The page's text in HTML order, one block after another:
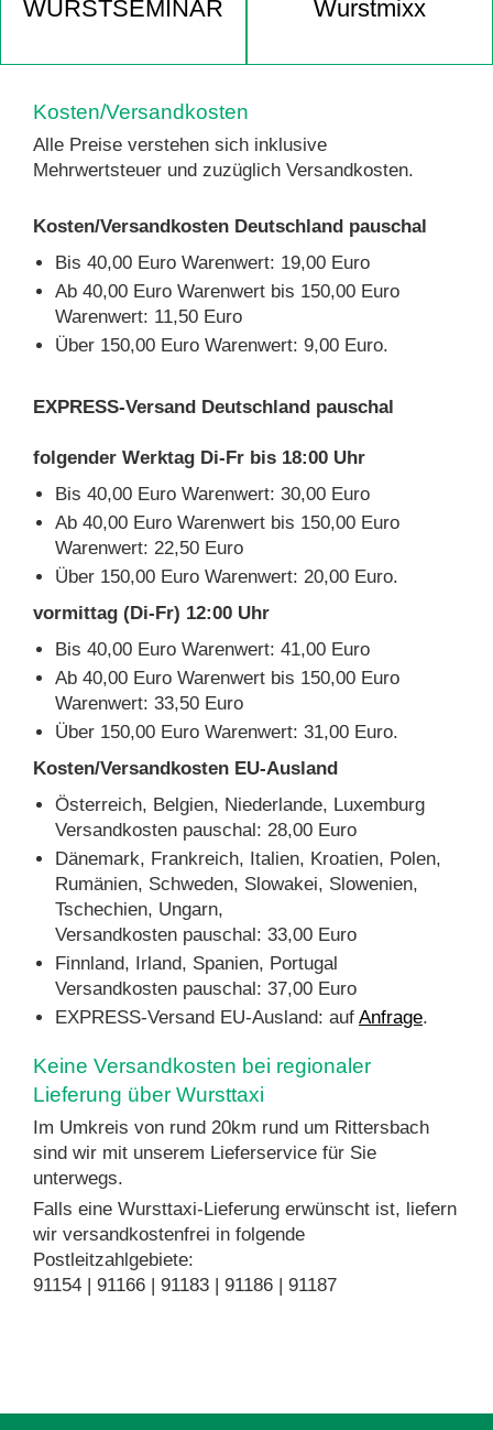
WURST­SEMINAR Wurstmixx
Kosten/Versandkosten
Alle Preise verstehen sich inklusive
Mehrwertsteuer und zuzüglich Versandkosten.
Kosten/Versandkosten Deutschland pauschal
Bis 40,00 Euro Warenwert: 19,00 Euro
Ab 40,00 Euro Warenwert bis 150,00 Euro
Warenwert: 11,50 Euro
Über 150,00 Euro Warenwert: 9,00 Euro.
EXPRESS-Versand Deutschland pauschal
folgender Werktag Di-Fr bis 18:00 Uhr
Bis 40,00 Euro Warenwert: 30,00 Euro
Ab 40,00 Euro Warenwert bis 150,00 Euro
Warenwert: 22,50 Euro
Über 150,00 Euro Warenwert: 20,00 Euro.
vormittag (Di-Fr) 12:00 Uhr
Bis 40,00 Euro Warenwert: 41,00 Euro
Ab 40,00 Euro Warenwert bis 150,00 Euro
Warenwert: 33,50 Euro
Über 150,00 Euro Warenwert: 31,00 Euro.
Kosten/Versandkosten EU-Ausland
Österreich, Belgien, Niederlande, Luxemburg
Versandkosten pauschal: 28,00 Euro
Dänemark, Frankreich, Italien, Kroatien, Polen,
Rumänien, Schweden, Slowakei, Slowenien,
Tschechien, Ungarn,
Versandkosten pauschal: 33,00 Euro
Finnland, Irland, Spanien, Portugal
Versandkosten pauschal: 37,00 Euro
EXPRESS-Versand EU-Ausland: auf Anfrage.
Keine Versandkosten bei regionaler
Lieferung über Wursttaxi
Im Umkreis von rund 20km rund um Rittersbach
sind wir mit unserem Lieferservice für Sie
unterwegs.
Falls eine Wursttaxi-Lieferung erwünscht ist, liefern
wir versandkostenfrei in folgende
Postleitzahlgebiete:
91154 | 91166 | 91183 | 91186 | 91187